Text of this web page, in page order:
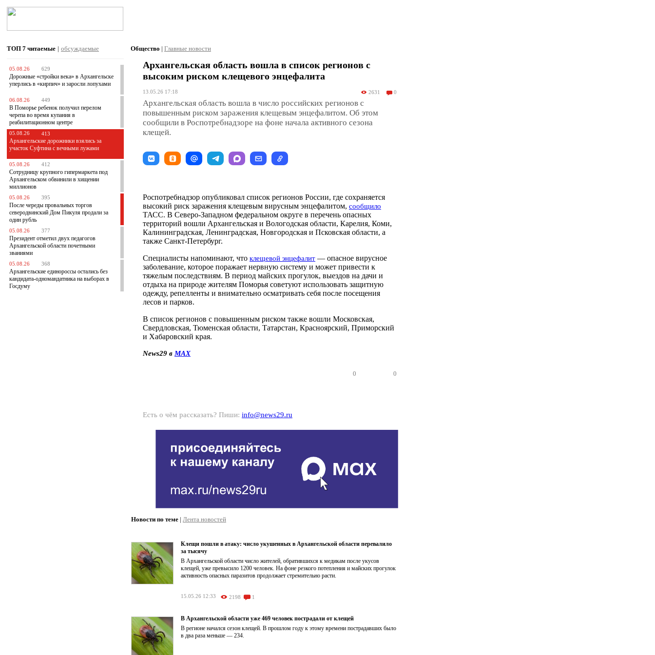
ТОП 7 читаемые | обсуждаемые
05.08.26 629
Дорожные «стройки века» в Архангельске
уперлись в «кирпич» и заросли лопухами
06.08.26 449
В Поморье ребенок получил перелом
черепа во время купания в
реабилитационном центре
05.08.26 413
Архангельские дорожники взялись за
участок Суфтина с вечными лужами
05.08.26 412
Сотрудницу крупного гипермаркета под
Архангельском обвинили в хищении
миллионов
05.08.26 395
После череды провальных торгов
северодвинский Дом Пикуля продали за
один рубль
05.08.26 377
Президент отметил двух педагогов
Архангельской области почетными
званиями
05.08.26 368
Архангельские единороссы остались без
кандидата-одномандатника на выборах в
Госдуму
Общество | Главные новости
Архангельская область вошла в список регионов с
высоким риском клещевого энцефалита
13.05.26 17:18 2631 0
Архангельская область вошла в число российских регионов с
повышенным риском заражения клещевым энцефалитом. Об этом
сообщили в Роспотребнадзоре на фоне начала активного сезона
клещей.
Роспотребнадзор опубликовал список регионов России, где сохраняется
высокий риск заражения клещевым вирусным энцефалитом, сообщило
ТАСС. В Северо-Западном федеральном округе в перечень опасных
территорий вошли Архангельская и Вологодская области, Карелия, Коми,
Калининградская, Ленинградская, Новгородская и Псковская области, а
также Санкт-Петербург.
Специалисты напоминают, что клещевой энцефалит — опасное вирусное
заболевание, которое поражает нервную систему и может привести к
тяжелым последствиям. В период майских прогулок, выездов на дачи и
отдыха на природе жителям Поморья советуют использовать защитную
одежду, репелленты и внимательно осматривать себя после посещения
лесов и парков.
В список регионов с повышенным риском также вошли Московская,
Свердловская, Тюменская области, Татарстан, Красноярский, Приморский
и Хабаровский края.
News29 в MAX
0 0
Есть о чём рассказать? Пиши: info@news29.ru
Новости по теме | Лента новостей
Клещи пошли в атаку: число укушенных в Архангельской области перевалило
за тысячу
В Архангельской области число жителей, обратившихся к медикам после укусов
клещей, уже превысило 1200 человек. На фоне резкого потепления и майских прогулок
активность опасных паразитов продолжает стремительно расти.
15.05.26 12:33 2198 1
В Архангельской области уже 469 человек пострадали от клещей
В регионе начался сезон клещей. В прошлом году к этому времени пострадавших было
в два раза меньше — 234.